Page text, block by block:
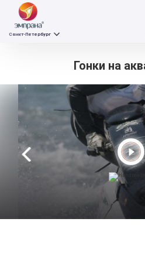
Санкт-Петербург
Гонки на